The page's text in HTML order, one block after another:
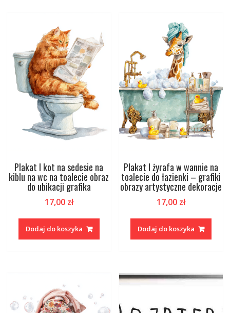
Plakat I kot na sedesie na
kiblu na wc na toalecie obraz
do ubikacji grafika
17,00 zł
Dodaj do koszyka
Plakat I żyrafa w wannie na
toalecie do łazienki – grafiki
obrazy artystyczne dekoracje
17,00 zł
Dodaj do koszyka